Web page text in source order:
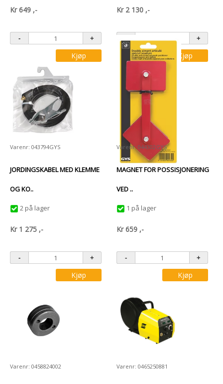
Kr649 ,-
Kjøp
Kr 2 130 ,-
Kjøp
Varenr: 043794GYS
JORDINGSKABEL MED KLEMME
OG KO..
2 på lager
Kr 1 275 ,-
Kjøp
Varenr: 044302GYS
MAGNET FOR POSSISJONERING
VED ..
1 på lager
Kr659 ,-
Kjøp
Varenr: 0458824002 Varenr: 0465250881